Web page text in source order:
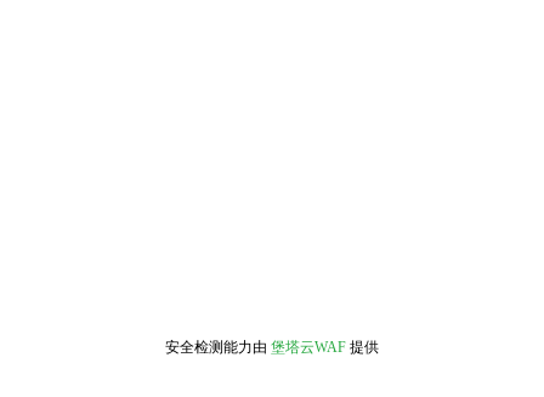
安全检测能力由 堡塔云WAF 提供